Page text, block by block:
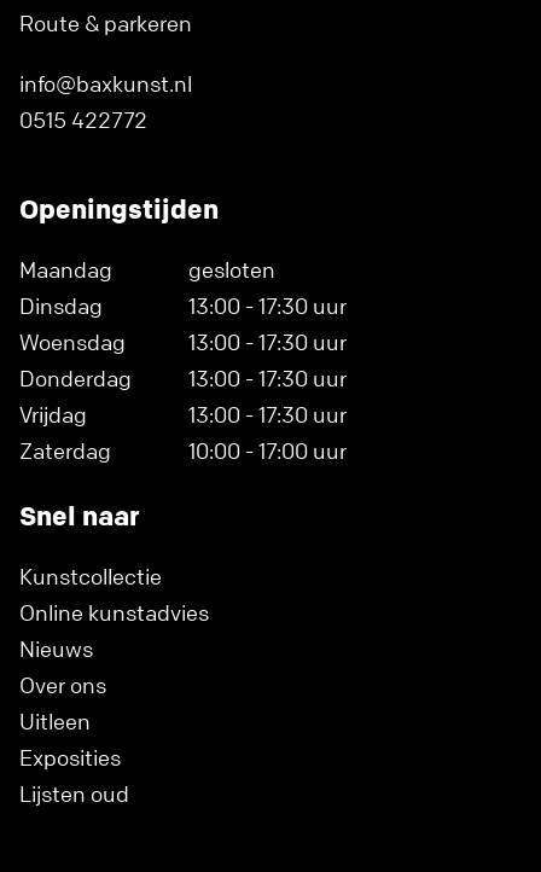
Route & parkeren
info@baxkunst.nl
0515 422772
Openingstijden
Maandag
gesloten
Dinsdag
13:00 - 17:30 uur
Woensdag
13:00 - 17:30 uur
Donderdag
13:00 - 17:30 uur
Vrijdag
13:00 - 17:30 uur
Zaterdag
10:00 - 17:00 uur
Snel naar
Kunstcollectie
Online kunstadvies
Nieuws
Over ons
Uitleen
Exposities
Lijsten oud